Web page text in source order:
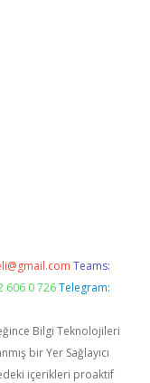
Teams:
606 0 726 Telegram:
Bilgi Teknolojileri
bir Yer Sağlayıcı
içerikleri proaktif